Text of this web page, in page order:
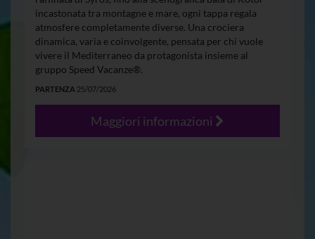
incastonata tra montagne e mare, ogni tappa regala
atmosfere completamente diverse. Una crociera
dinamica, varia e coinvolgente, pensata per chi vuole
vivere il Mediterraneo da protagonista insieme al
gruppo Speed Vacanze®.
PARTENZA 25/07/2026
Maggiori informazioni